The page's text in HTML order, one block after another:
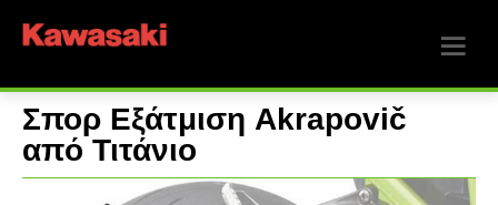
Σπορ Εξάτμιση Akrapovič
από Τιτάνιο